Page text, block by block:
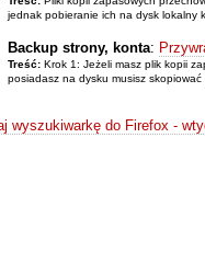
jednak pobieranie ich na dysk lokalny
Backup strony, konta:
Treść: Krok 1: Jeżeli masz plik kopii
posiadasz na dysku musisz skopiować
wyszukiwarkę do Firefox -